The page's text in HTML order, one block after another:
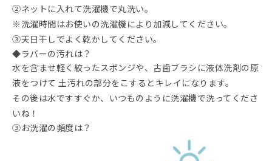
②ネットに入れて洗濯機で丸洗い。
※洗濯時間はお使いの洗濯機により加減してください。
③天日干しでよく乾かしてください。
◆ラバーの汚れは？
水を含ませ軽く絞ったスポンジや、古歯ブラシに液体洗剤の原
液をつけて 土汚れの部分をこするとキレイになります。
その後は水ですすぐか、いつものように洗濯機で洗ってくださ
いね！
③お洗濯の頻度は？